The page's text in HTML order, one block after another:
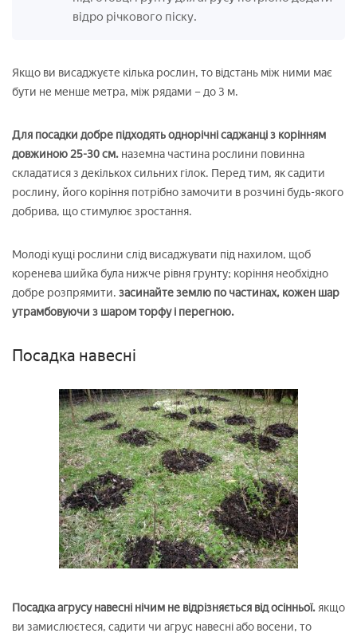
відро річкового піску.
Якщо ви висаджуєте кілька рослин, то відстань між ними має
бути не менше метра, між рядами – до 3 м.
Для посадки добре підходять однорічні саджанці з корінням
довжиною 25-30 см. наземна частина рослини повинна
складатися з декількох сильних гілок. Перед тим, як садити
рослину, його коріння потрібно замочити в розчині будь-якого
добрива, що стимулює зростання.
Молоді кущі рослини слід висаджувати під нахилом, щоб
коренева шийка була нижче рівня грунту; коріння необхідно
добре розпрямити. засинайте землю по частинах, кожен шар
утрамбовуючи з шаром торфу і перегною.
Посадка навесні
Посадка агрусу навесні нічим не відрізняється від осінньої.якщо
ви замислюєтеся, садити чи агрус навесні або восени, то